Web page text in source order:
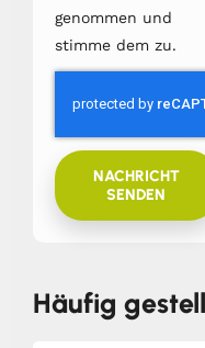
genommen und
stimme dem zu.
NACHRICHT
SENDEN
Häufig